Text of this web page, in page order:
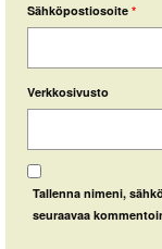
Sähköpostiosoite *
Verkkosivusto
Tallenna nimeni,
seuraavaa